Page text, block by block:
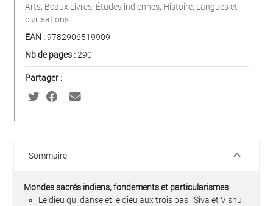
Arts, Beaux Livres, Études indiennes, Histoire, Langues et
civilisations
EAN :9782906519909
Nb de pages :290
Partager :
Sommaire keyboard_arrow_down
Mondes sacrés indiens, fondements et particularismes
Le dieu qui danse et le dieu aux trois pas : Śiva et Viṣṇu